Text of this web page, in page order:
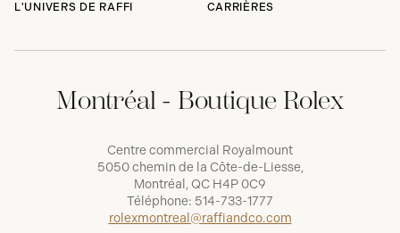
L'UNIVERS DE RAFFI
CARRIÈRES
Montréal - Boutique Rolex
Centre commercial Royalmount
5050 chemin de la Côte-de-Liesse,
Montréal, QC H4P 0C9
Téléphone: 514-733-1777
rolexmontreal@raffiandco.com